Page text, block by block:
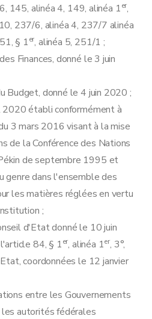
145, alinéa 4, 149, alinéa 1er,
237/6, alinéa 4, 237/7 alinéa
§ 1er, alinéa 5, 251/1 ;
Finances, donné le 3 juin
Budget, donné le 4 juin 2020 ;
établi conformément à
3 mars 2016 visant à la mise
de la Conférence des Nations
de septembre 1995 et
genre dans l'ensemble des
les matières réglées en vertu
;
d'Etat donné le 10 juin
84, § 1er, alinéa 1er, 3°,
coordonnées le 12 janvier
entre les Gouvernements
autorités fédérales